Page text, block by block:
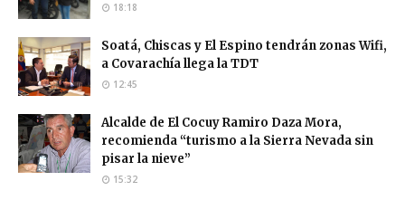
18:18
Soatá, Chiscas y El Espino tendrán zonas Wifi,
a Covarachía llega la TDT
12:45
Alcalde de El Cocuy Ramiro Daza Mora,
recomienda “turismo a la Sierra Nevada sin
pisar la nieve”
15:32